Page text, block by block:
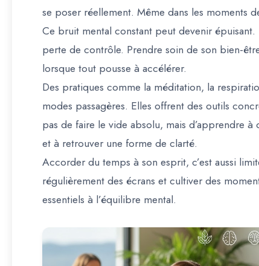
se poser réellement. Même dans les moments
Ce bruit mental constant peut devenir
perte de contrôle. Prendre soin de son bien-
lorsque tout pousse à accélérer.
Des pratiques comme la méditation, la
modes passagères. Elles offrent des outils
pas de faire le vide absolu, mais d’apprendre
et à retrouver une forme de clarté.
Accorder du temps à son esprit, c’est aussi
régulièrement des écrans et cultiver des
essentiels à l’équilibre mental.